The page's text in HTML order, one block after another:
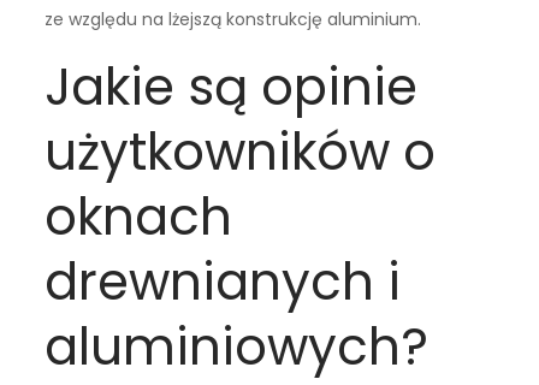
ze względu na lżejszą konstrukcję aluminium.
Jakie są opinie
użytkowników o
oknach
drewnianych i
aluminiowych?